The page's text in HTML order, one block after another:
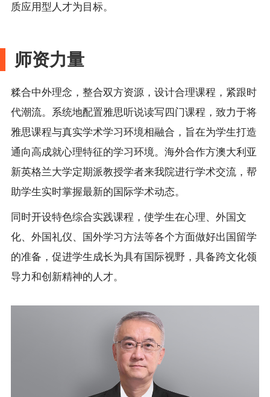
质应用型人才为目标。
师资力量
糅合中外理念，整合双方资源，设计合理课程，紧跟时
代潮流。系统地配置雅思听说读写四门课程，致力于将
雅思课程与真实学术学习环境相融合，旨在为学生打造
通向高成就心理特征的学习环境。海外合作方澳大利亚
新英格兰大学定期派教授学者来我院进行学术交流，帮
助学生实时掌握最新的国际学术动态。
同时开设特色综合实践课程，使学生在心理、外国文
化、外国礼仪、国外学习方法等各个方面做好出国留学
的准备，促进学生成长为具有国际视野，具备跨文化领
导力和创新精神的人才。